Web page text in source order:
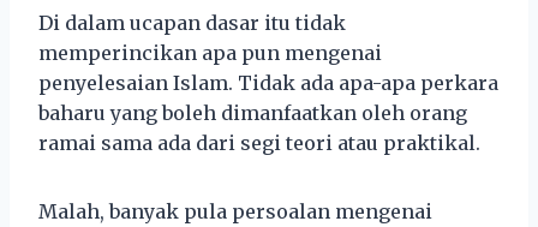
Di dalam ucapan dasar itu tidak
memperincikan apa pun mengenai
penyelesaian Islam. Tidak ada apa-apa perkara
baharu yang boleh dimanfaatkan oleh orang
ramai sama ada dari segi teori atau praktikal.
Malah, banyak pula persoalan mengenai